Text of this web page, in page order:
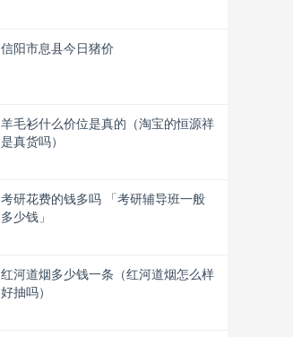
信阳市息县今日猪价
羊毛衫什么价位是真的（淘宝的恒源祥
是真货吗）
考研花费的钱多吗 「考研辅导班一般
多少钱」
红河道烟多少钱一条（红河道烟怎么样
好抽吗）